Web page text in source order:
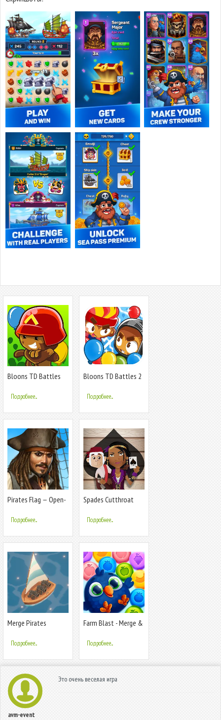
Bloons TD Battles
Подробнее...
Bloons TD Battles 2
Подробнее...
Pirates Flag－Open-
Подробнее...
Spades Cutthroat
Подробнее...
Merge Pirates
Подробнее...
Farm Blast - Merge &
Подробнее...
avm-event
Это очень веселая игра